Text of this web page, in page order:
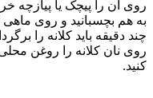
روی آن را پیچک یا پیازچه
به هم بچسبانید و روی
چند دقیقه باید کلانه را
روی نان کلانه را روغن
کنید.